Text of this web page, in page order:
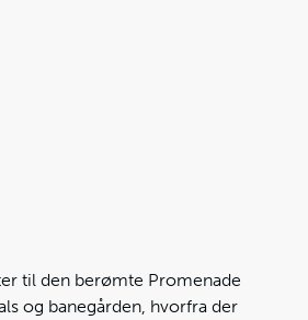
til den berømte Promenade
og banegården, hvorfra der